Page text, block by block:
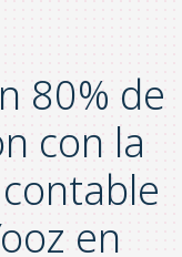
80% de
con la
en